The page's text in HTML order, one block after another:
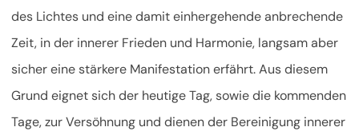
des Lichtes und eine damit einhergehende anbrechende
Zeit, in der innerer Frieden und Harmonie, langsam aber
sicher eine stärkere Manifestation erfährt. Aus diesem
Grund eignet sich der heutige Tag, sowie die kommenden
Tage, zur Versöhnung und dienen der Bereinigung innerer